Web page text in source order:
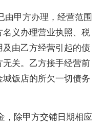
甲方办理，经营范围
义办理营业执照、税
由乙方经营引起的债
关。乙方接手经营前
饭店的所欠一切债务
除甲方交铺日期相应